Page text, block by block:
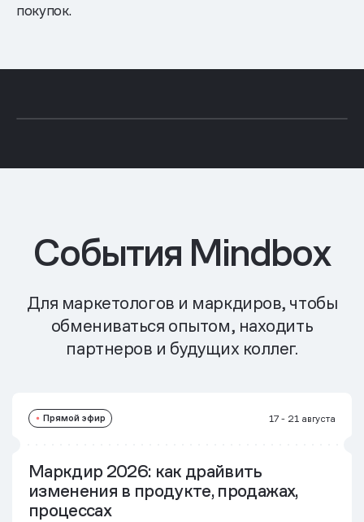
покупок.
События Mindbox
Для маркетологов и маркдиров, чтобы
обмениваться опытом, находить
партнеров и будущих коллег.
Прямой эфир 17 - 21 августа
Маркдир 2026: как драйвить
изменения в продукте, продажах,
процессах